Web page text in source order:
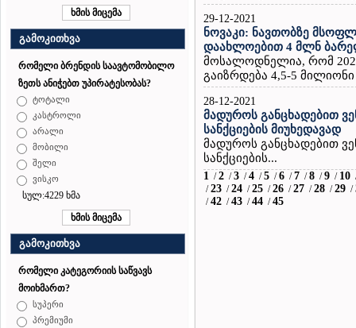
გამოკითხვა
რომელი ბრენდის საავტომობილო
ზეთს ანიჭებთ უპირატესობას?
ტოტალი
კასტროლი
არალი
მობილი
შელი
ვისკო
სულ:4229 ხმა
გამოკითხვა
რომელი კატეგორიის საწვავს
მოიხმართ?
სუპერი
პრემიუმი
29-12-2021
ნოვაკი: ნავთობზე
დაახლოებით 4 მლნ
მოსალოდნელია, რომ
გაიზრდება 4,5-5
28-12-2021
მადუროს განცხადებით
სანქციების მიუხედავად
მადუროს განცხადებით
სანქციების...
1 / 2 / 3 / 4 / 5 / 6 / 7 / 8 / 9 / 10
/ 23 / 24 / 25 / 26 / 27 / 28 / 29 /
/ 42 / 43 / 44 / 45